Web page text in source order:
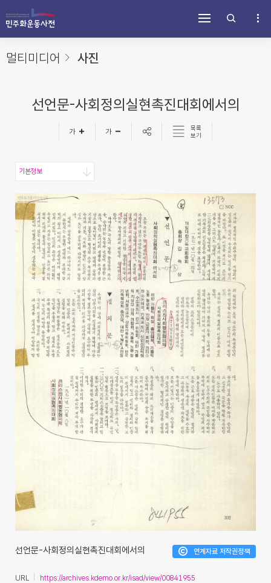
메
뉴
바
로
용
바
로
가
단
바
로
가멀티미디어 사진
선언문-사회정의실현촉진대회에서의
목록
보기
기본정보
선언문-사회정의실현촉진대회에서의 연계자료 저작권정책
URL
https://archives.kdemo.or.kr/isad/view/00841955